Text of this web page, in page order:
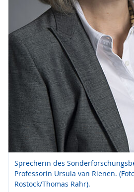
Sprecherin des
Professorin Ursula van Rienen.
Rostock/Thomas Rahr).